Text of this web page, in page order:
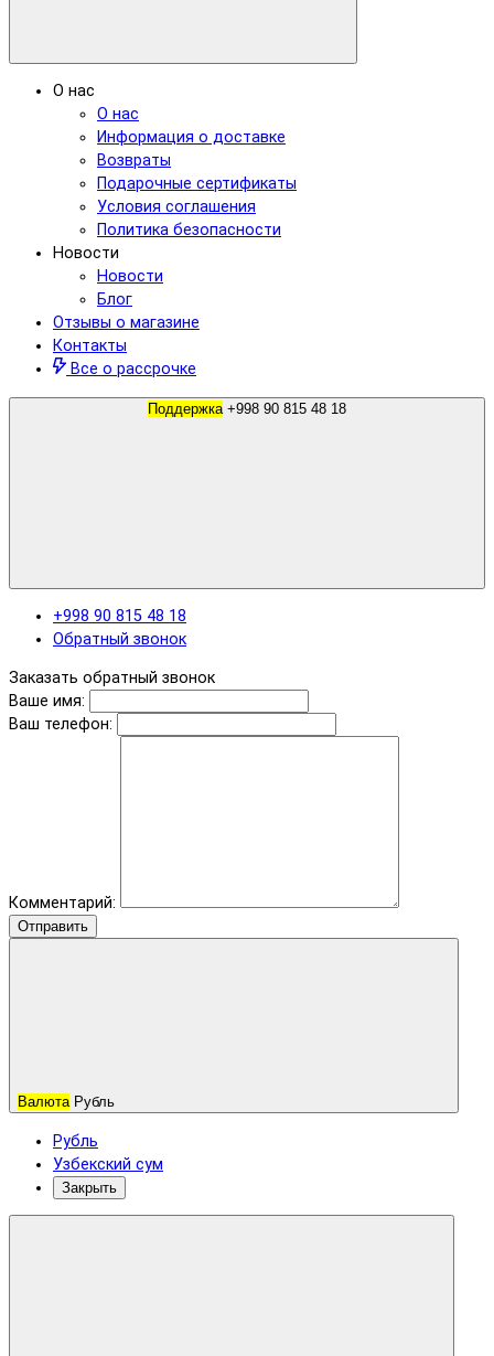
О нас
О нас
Информация о доставке
Возвраты
Подарочные сертификаты
Условия соглашения
Политика безопасности
Новости
Новости
Блог
Отзывы о магазине
Контакты
Все о рассрочке
Поддержка
+998 90 815 48 18
Обратный звонок
Заказать обратный звонок
Ваше имя:
Ваш телефон:
Комментарий:
Отправить
Валюта Рубль
Рубль
Узбекский сум
Закрыть